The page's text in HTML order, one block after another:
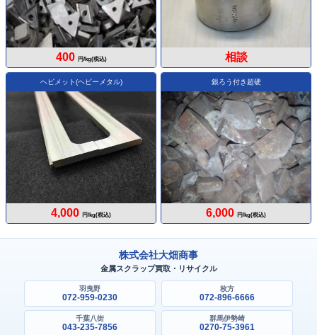
400 円/kg(税込) 相談
ヘビメット(ヘビーメタル)
4,000 円/kg(税込)
銀ろう付き超硬
6,000 円/kg(税込)
株式会社大畑商事
金属スクラップ買取・リサイクル
羽曳野
072-959-0230
枚方
072-896-6666
千葉八街
043-235-7856
群馬伊勢崎
0270-75-3961